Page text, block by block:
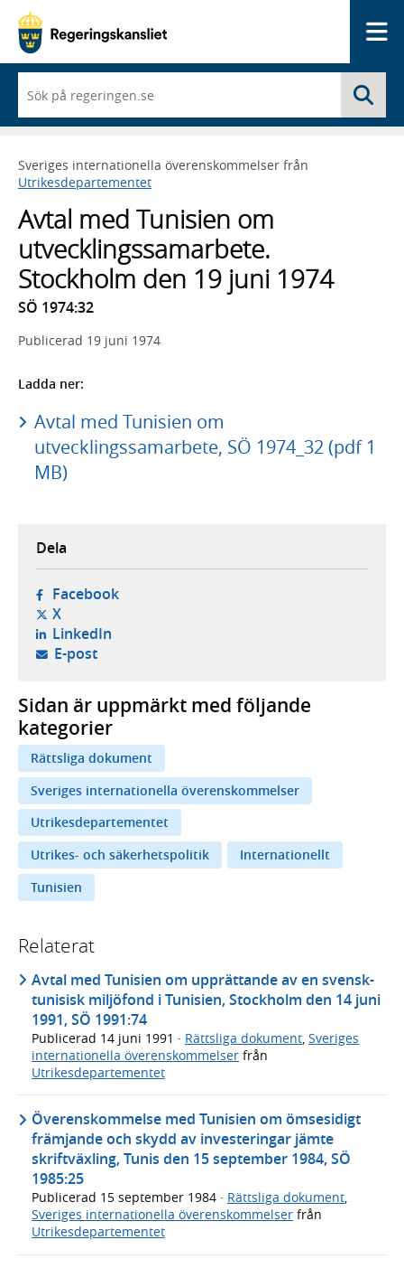
du
börjar
skriva
framträder
en
med
sökförslag
Sveriges internationella överenskommelser från
Utrikesdepartementet
Avtal med Tunisien om
utvecklingssamarbete.
Stockholm den 19 juni 1974
SÖ 1974:32
Publicerad 19 juni 1974
Ladda ner:
Avtal med Tunisien om
utvecklingssamarbete, SÖ 1974_32 (pdf 1
MB)
Dela
Facebook- öppnas i ny flik, extern webbplats,
X- öppnas i ny flik, extern webbplats,
LinkedIn- öppnas i ny flik, extern webbplats,
E-post- öppnar din e-postklient,
Sidan är uppmärkt med följande
kategorier
Rättsliga dokument
Sveriges internationella överenskommelser
Utrikesdepartementet
Utrikes- och säkerhetspolitik
Internationellt
Tunisien
Relaterat
Avtal med Tunisien om upprättande av en svensk-
tunisisk miljöfond i Tunisien, Stockholm den 14 juni
1991, SÖ 1991:74
Publicerad 14 juni 1991 · Rättsliga dokument Sveriges
internationella överenskommelser från
Utrikesdepartementet
Överenskommelse med Tunisien om ömsesidigt
främjande och skydd av investeringar jämte
skriftväxling, Tunis den 15 september 1984, SÖ
1985:25
Publicerad 15 september 1984 · Rättsliga dokument,
Sveriges internationella överenskommelser från
Utrikesdepartementet